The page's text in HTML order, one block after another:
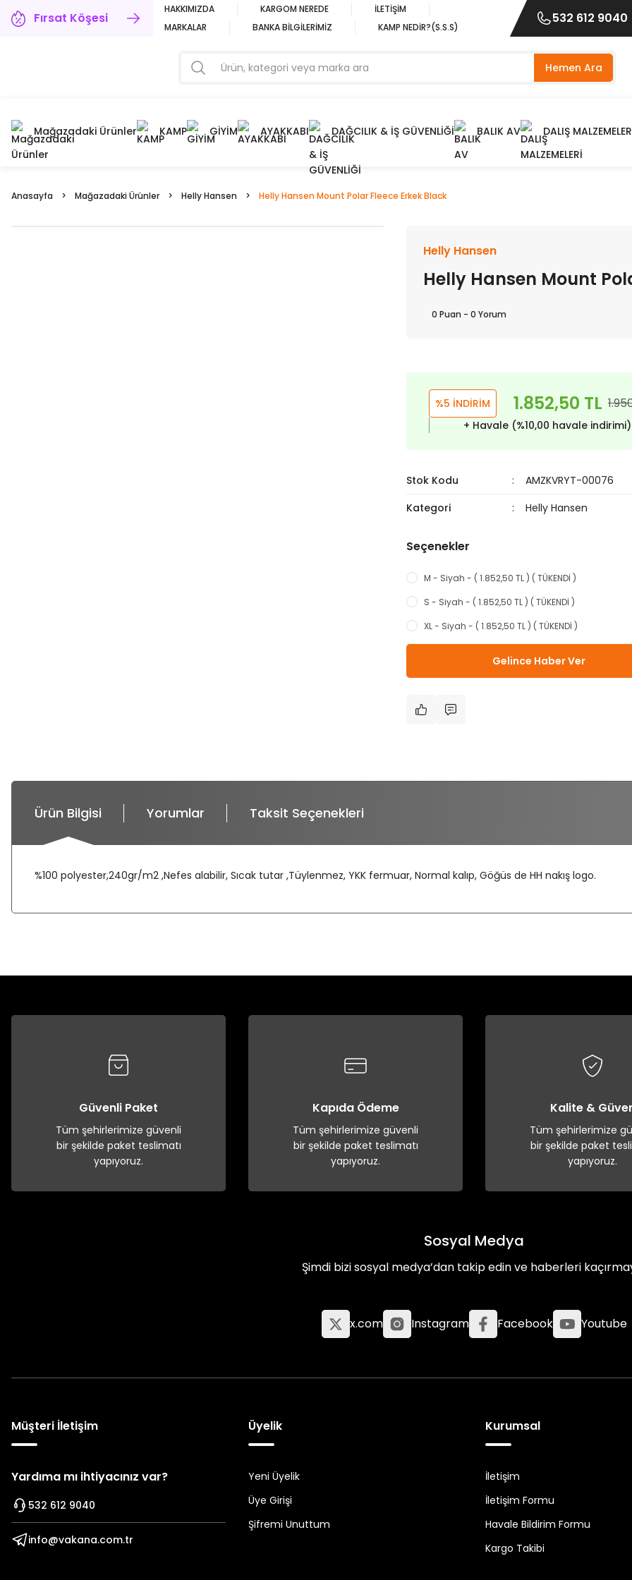
Fırsat Köşesi
HAKKIMIZDA KARGOM NEREDE
İLETİŞİM
MARKALAR
BANKA BİLGİLERİMİZ KAMP NEDİR?(S.S.S)
532 612 9040
Hemen Ara
Mağazadaki Ürünler KAMP GİYİM AYAKKABI DAĞCILIK & İŞ GÜVENLİĞİ BALIK AV DALIŞ
Anasayfa Mağazadaki Ürünler Helly Hansen Helly Hansen Mount Polar Fleece Erkek Black
Helly Hansen
Helly Hansen Mount
0 Puan - 0 Yorum
%5 İNDİRİM 1.852,50 TL
+ Havale (%10,00 havale indirimi)
Stok Kodu
AMZKVRYT-00076
Kategori
Helly Hansen
Seçenekler
M - Siyah - ( 1.852,50 TL ) ( TÜKENDİ )
S - Siyah - ( 1.852,50 TL ) ( TÜKENDİ )
XL - Siyah - ( 1.852,50 TL ) ( TÜKENDİ )
Gelince Haber Ver
Ürün Bilgisi Yorumlar Taksit Seçenekleri
%100 polyester,240gr/m2 ,Nefes alabilir, Sıcak tutar ,Tüylenmez, YKK fermuar, Normal kalıp, Göğüs de HH nakış logo.
Güvenli Paket
Tüm şehirlerimize güvenli
bir şekilde paket teslimatı
yapıyoruz.
Kapıda Ödeme
Tüm şehirlerimize güvenli
bir şekilde paket teslimatı
yapıyoruz.
Kalite &
Tüm şehirlerimize
bir şekilde paket
yapıyoruz.
Sosyal Medya
Şimdi bizi sosyal medya’dan takip edin ve haberleri
x.com Instagram Facebook Youtube
Müşteri İletişim
Yardıma mı ihtiyacınız var?
532 612 9040
info@vakana.com.tr
Üyelik
Yeni Üyelik
Üye Girişi
Şifremi Unuttum
Kurumsal
İletişim
İletişim Formu
Havale Bildirim Formu
Kargo Takibi